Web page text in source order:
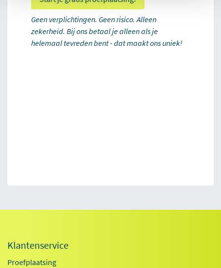
Geen verplichtingen. Geen risico. Alleen
zekerheid. Bij ons betaal je alleen als je
helemaal tevreden bent - dat maakt ons uniek!
Klantenservice
Proefplaatsing